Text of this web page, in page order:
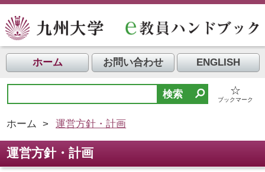
ホーム お問い合わせ ENGLISH
☆
ブックマーク
ホーム > 運営方針・計画
運営方針・計画